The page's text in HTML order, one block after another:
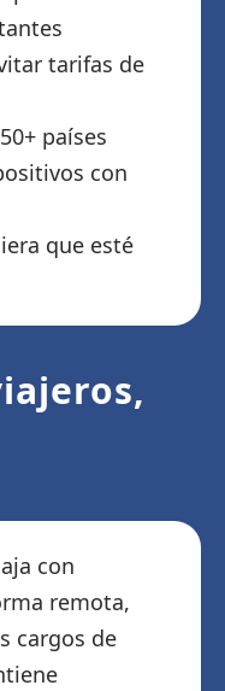
tarifas de
países
con
que esté
con
remota,
cargos de